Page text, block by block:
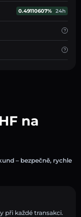
0.49110607% 24h
na
– bezpečně, rychle
při každé transakci.